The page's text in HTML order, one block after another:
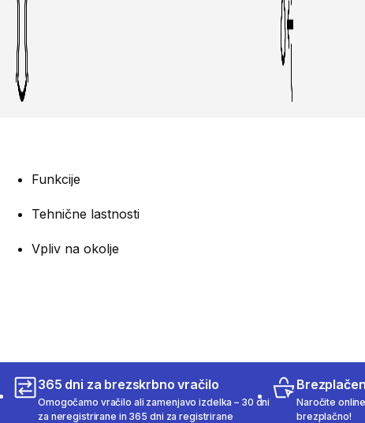
Funkcije
Tehnične lastnosti
Vpliv na okolje
365 dni za brezskrbno vračilo
Omogočamo vračilo ali zamenjavo izdelka – 30 dni
za neregistrirane in 365 dni za registrirane
Naročite
brezplačno!